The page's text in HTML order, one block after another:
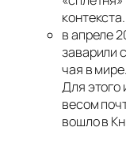
контекста.
в апреле
заварили
чая в
Для этого
весом
вошло в